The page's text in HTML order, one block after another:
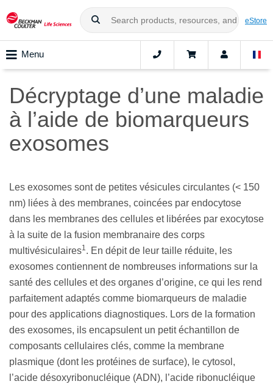
eStore
Menu
Décryptage d’une maladie
à l’aide de biomarqueurs
exosomes
Les exosomes sont de petites vésicules circulantes (< 150
nm) liées à des membranes, coincées par endocytose
dans les membranes des cellules et libérées par exocytose
à la suite de la fusion membranaire des corps
multivésiculaires1. En dépit de leur taille réduite, les
exosomes contiennent de nombreuses informations sur la
santé des cellules et des organes d’origine, ce qui les rend
parfaitement adaptés comme biomarqueurs de maladie
pour des applications diagnostiques. Lors de la formation
des exosomes, ils encapsulent un petit échantillon de
composants cellulaires clés, comme la membrane
plasmique (dont les protéines de surface), le cytosol,
l’acide désoxyribonucléique (ADN), l’acide ribonucléique